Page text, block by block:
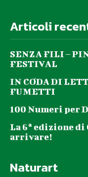
Articoli
SENZA FILI –
FESTIVAL
IN CODA DI
FUMETTI
100 Numeri per
La 6ª edizione di
arrivare!
Naturart